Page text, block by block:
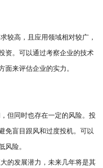
高，且应用领域相对较广，
资。可以通过考察企业的技术
面来评估企业的实力。
同时也存在一定的风险。投
免盲目跟风和过度投机。可以
风险。
发展潜力，未来几年将是其